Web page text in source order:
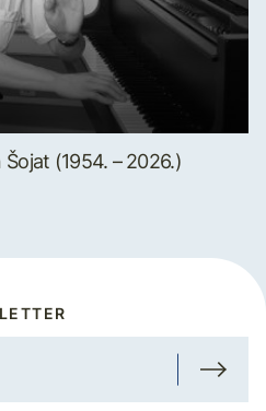
(1954. – 2026.)